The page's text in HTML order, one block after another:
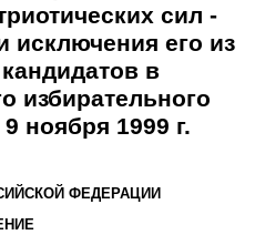
сил -
исключения его из
в
избирательного
ноября 1999 г.
ФЕДЕРАЦИИ